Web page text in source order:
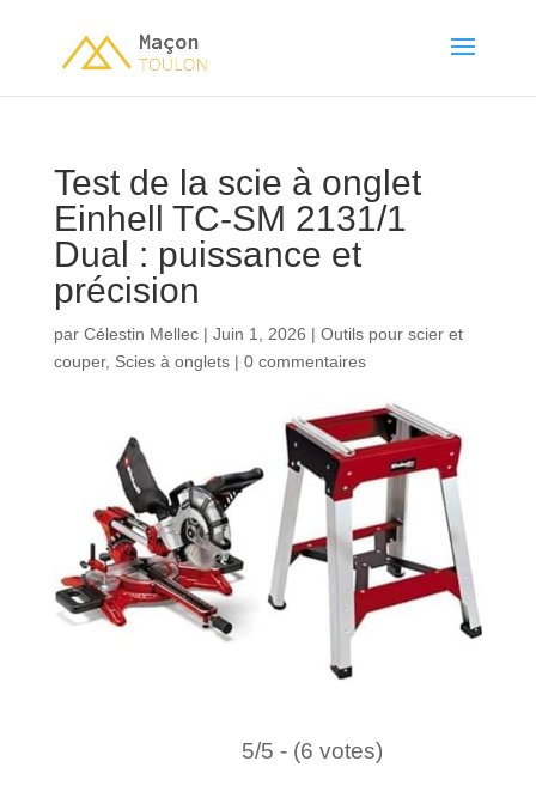
Test de la scie à onglet
Einhell TC-SM 2131/1
Dual : puissance et
précision
par Célestin Mellec| Juin 1, 2026 | Outils pour scier et
couper, Scies à onglets| 0 commentaires
5/5 - (6 votes)